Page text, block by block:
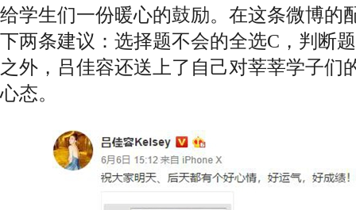
给学生们一份暖心的鼓励。在这条微博的
下两条建议：选择题不会的全选C，判断
之外，吕佳容还送上了自己对莘莘学子们
心态。